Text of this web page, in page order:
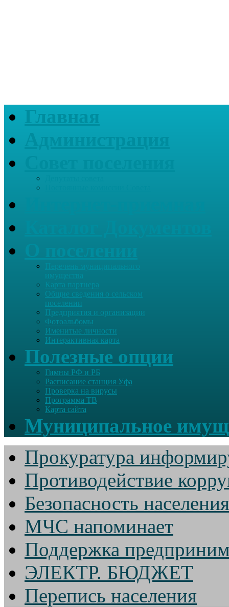
Главная
Перечень муниципального
имущества
Карта партнера
Общие сведения о сельском
поселении
Предприятия и организации
Фотоальбомы
Именитые личности
Интерактивная карта
Полезные опции
Гимны РФ и РБ
Расписание станция Уфа
Проверка на вирусы
Программа ТВ
Карта сайта
Муниципальное
Прокуратура
Противодействие
Безопасность населения
МЧС напоминает
Поддержка
ЭЛЕКТР. БЮДЖЕТ
Перепись населения